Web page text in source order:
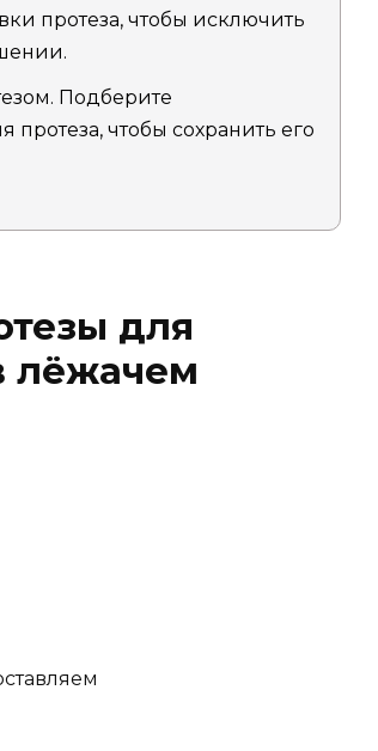
протеза, чтобы исключить
Подберите
чтобы сохранить его
для
лёжачем